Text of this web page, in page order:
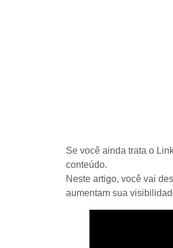
Se você ainda trata o
conteúdo.
Neste artigo, você vai
aumentam sua